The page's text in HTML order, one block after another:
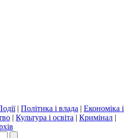
| Політика і влада | Економіка і
| Культура і освіта | Кримінал |